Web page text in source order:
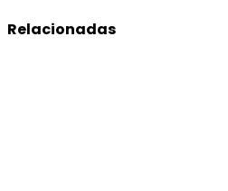
Relacionadas